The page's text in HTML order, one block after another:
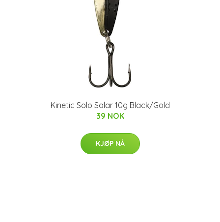
Kinetic Solo Salar 10g Black/Gold
39 NOK
KJØP NÅ